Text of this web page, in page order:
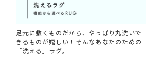
足元に敷くものだから、やっぱり丸洗いで
きるものが嬉しい！そんなあなたのための
「洗える」ラグ。